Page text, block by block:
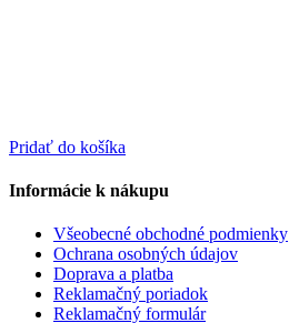
Pridať do košíka
Informácie k nákupu
Všeobecné obchodné podmienky
Ochrana osobných údajov
Doprava a platba
Reklamačný poriadok
Reklamačný formulár